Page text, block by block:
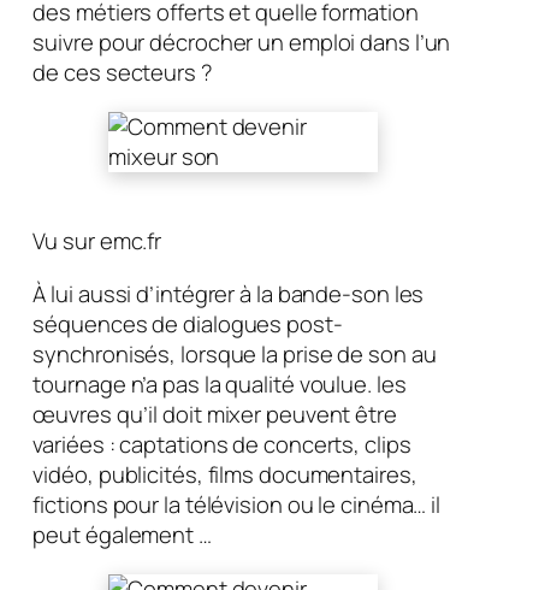
des métiers offerts et quelle formation
suivre pour décrocher un emploi dans l’un
de ces secteurs ?
Vu sur emc.fr
À lui aussi d’intégrer à la bande-son les
séquences de dialogues post-
synchronisés, lorsque la prise de son au
tournage n’a pas la qualité voulue. les
œuvres qu’il doit mixer peuvent être
variées : captations de concerts, clips
vidéo, publicités, films documentaires,
fictions pour la télévision ou le cinéma… il
peut également …